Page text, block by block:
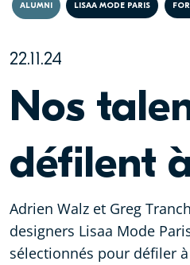
22.11.24
ALUMNI LISAA MODE PARIS
Nos
défilent
Adrien Walz et Greg
designers Lisaa Mode
sélectionnés pour défiler à